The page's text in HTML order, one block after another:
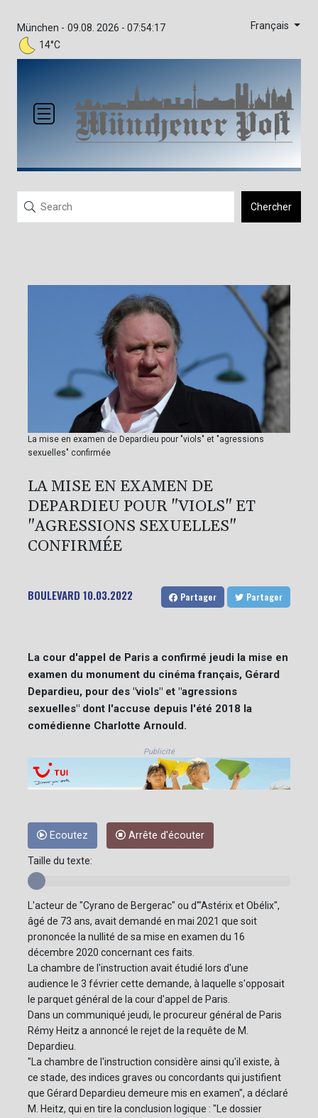
München -
14°C
09.08. 2026 - 07:54:17 Français
Chercher
La mise en examen de Depardieu pour "viols" et "agressions
sexuelles" confirmée
LA MISE EN EXAMEN DE
DEPARDIEU POUR "VIOLS" ET
"AGRESSIONS SEXUELLES"
CONFIRMÉE
BOULEVARD 10.03.2022 Partager Partager
La cour d'appel de Paris a confirmé jeudi la mise en
examen du monument du cinéma français, Gérard
Depardieu, pour des "viols" et "agressions
sexuelles" dont l'accuse depuis l'été 2018 la
comédienne Charlotte Arnould.
Publicité
Ecoutez Arrête d'écouter
Taille du texte:
L'acteur de "Cyrano de Bergerac" ou d'"Astérix et Obélix",
âgé de 73 ans, avait demandé en mai 2021 que soit
prononcée la nullité de sa mise en examen du 16
décembre 2020 concernant ces faits.
La chambre de l'instruction avait étudié lors d'une
audience le 3 février cette demande, à laquelle s'opposait
le parquet général de la cour d'appel de Paris.
Dans un communiqué jeudi, le procureur général de Paris
Rémy Heitz a annoncé le rejet de la requête de M.
Depardieu.
"La chambre de l'instruction considère ainsi qu'il existe, à
ce stade, des indices graves ou concordants qui justifient
que Gérard Depardieu demeure mis en examen", a déclaré
M. Heitz, qui en tire la conclusion logique : "Le dossier